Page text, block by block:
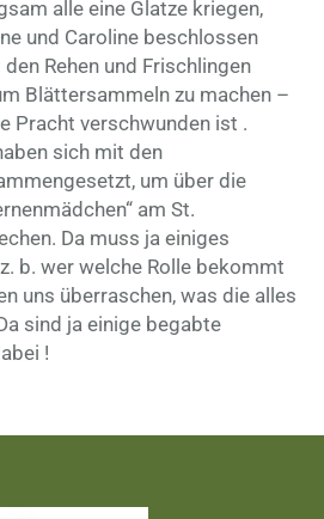
alle eine Glatze kriegen,
und Caroline beschlossen
Rehen und Frischlingen
Blättersammeln zu machen –
Pracht verschwunden ist .
sich mit den
um über die
am St.
Da muss ja einiges
b. wer welche Rolle bekommt
uns überraschen, was die alles
sind ja einige begabte
!